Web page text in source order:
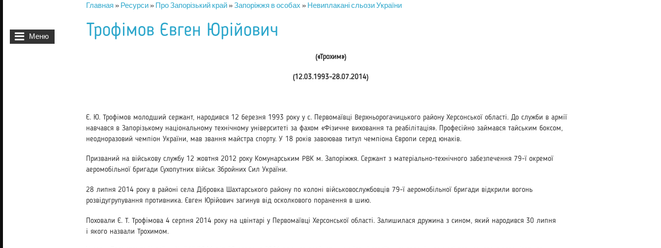
Меню
Главная »Ресурси»Про Запорізький край»Запоріжжя в особах »Невиплакані сльози України
Трофімов Євген Юрійович
(«Трохим»)
(12.03.1993–28.07.2014)
Є. Ю. Трофімов молодший сержант, народився 12 березня 1993 року у с. Первомаївці Верхньорогачицького району Херсонської області. До служби в армії
навчався в Запорізькому націо­нальному технічному університеті за фахом «Фізичне виховання та реабі­літація». Професійно займався тайським боксом,
неодноразовий чемпіон України, мав звання майстра спорту. У 18 років завоював титул чемпіона Європи серед юнаків.
Призваний на військову службу 12 жовтня 2012 року Кому­нарським РВК м. Запоріжжя. Сержант з матеріально-технічного забезпечення 79-ї окремої
аеромобільної бригади Сухопутних військ Збройних Сил України.
28 липня 2014 року в районі села Дібровка Шахтарського району по колоні військовослужбовців 79-ї аеромобільної бригади відкрили вогонь
розвідугрупування противника. Євген Юрійович загинув від осколкового поранення в шию.
Поховали Є. Т. Трофімова 4 серпня 2014 року на цвінтарі у Пер­вомаївці Херсонської області. Залишилася дружина з сином, який народився 30 липня
і якого назвали Трохимом.